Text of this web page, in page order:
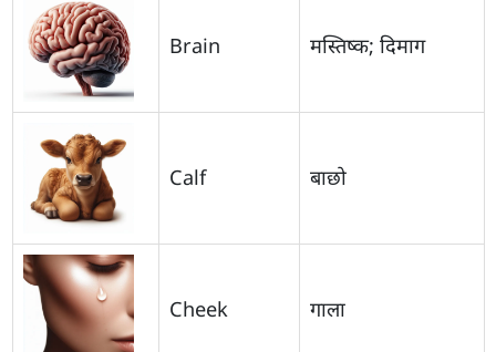
Brain मस्तिष्क; दिमाग
Calf बाछो
Cheek गाला